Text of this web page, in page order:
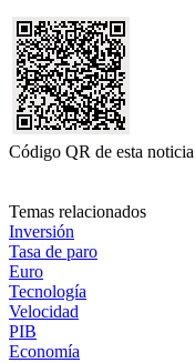
Código QR de esta noticia
Temas relacionados
Inversión
Tasa de paro
Euro
Tecnología
Velocidad
PIB
Economía